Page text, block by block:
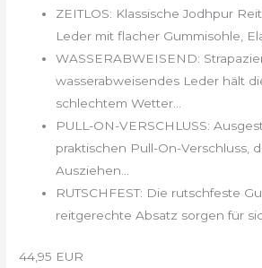
ZEITLOS: Klassische Jodhpur
Leder mit flacher Gummisohle,
WASSERABWEISEND:
wasserabweisendes Leder hält
schlechtem Wetter...
PULL-ON-VERSCHLUSS:
praktischen Pull-On-Verschluss,
Ausziehen...
RUTSCHFEST: Die rutschfeste
reitgerechte Absatz sorgen für
44,95 EUR